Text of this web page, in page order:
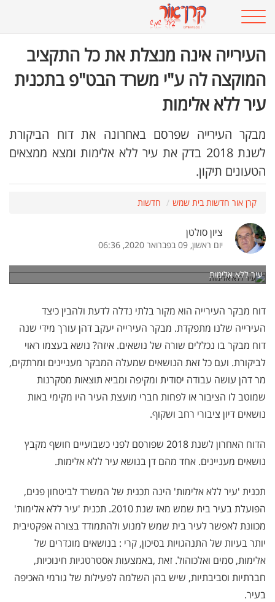
העירייה אינה מנצלת את כל התקציב
המוקצה לה ע"י משרד הבט"פ בתכנית
עיר ללא אלימות
מבקר העירייה שפרסם באחרונה את דוח הביקורת
לשנת 2018 בדק את עיר ללא אלימות ומצא ממצאים
הטעונים תיקון.
קרן אור חדשות בית שמש חדשות
ציון סולטן
יום ראשון, 09 בפברואר 2020, 06:36
עיר ללא אלימות
דוח מבקר העירייה הוא מקור בלתי נדלה לדעת ולהבין כיצד
העירייה שלנו מתפקדת. מבקר העירייה יעקב דהן עורך מידי שנה
דוח מבקר בו נכללים שורה של נושאים. איזה? נושא בעצמו ראוי
לביקורת. ועם כל זאת הנושאים שמעלה המבקר מעניינים ומרתקים,
מר דהן עושה עבודה יסודית ומקיפה ומביא תוצאות מסקרנות
שמוטב לו הציבור או לפחות חברי מועצת העיר היו מקימי באות
נושאים דיון ציבורי רחב ושקוף.
הדוח האחרון לשנת 2018 שפורסם לפני כשבועיים חושף מקבץ
נושאים מעניינים. אחד מהם דן בנושא עיר ללא אלימות.
תכנית 'עיר ללא אלימות' הינה תכנית של המשרד לביטחון פנים,
הפועלת בעיר בית שמש מאז שנת 2010. תכנית 'עיר ללא אלימות'
מכוונת לאפשר לעיר בית שמש למנוע ולהתמודד בצורה אפקטיבית
יותר בעיות של התנהגויות בסיכון, קרי : בנושאים מוגדרים של
אלימות, סמים ואלכוהול. זאת ,באמצעות אסטרטגיות חינוכיות,
חברתיות וסביבתיות, שיש בהן השלמה לפעילות של גורמי האכיפה
בעיר.